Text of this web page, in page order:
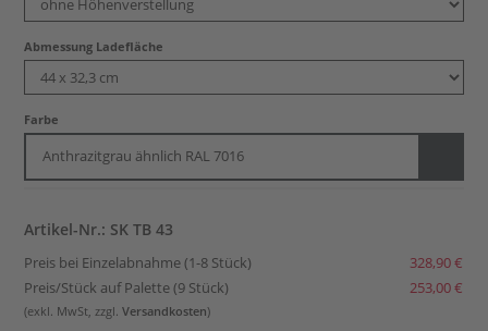
Abmessung Ladefläche
Farbe
Anthrazitgrau ähnlich RAL 7016
Artikel-Nr.: SK TB 43
Preis bei Einzelabnahme (1-8 Stück)
328,90 €
Preis/Stück auf Palette (9 Stück)
253,00 €
(exkl. MwSt, zzgl.Versandkosten)